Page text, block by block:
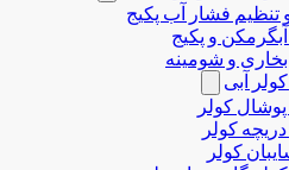
فشار آب پکیج
و پکیج
و شومینه
آبی
کولر
کولر
کولر